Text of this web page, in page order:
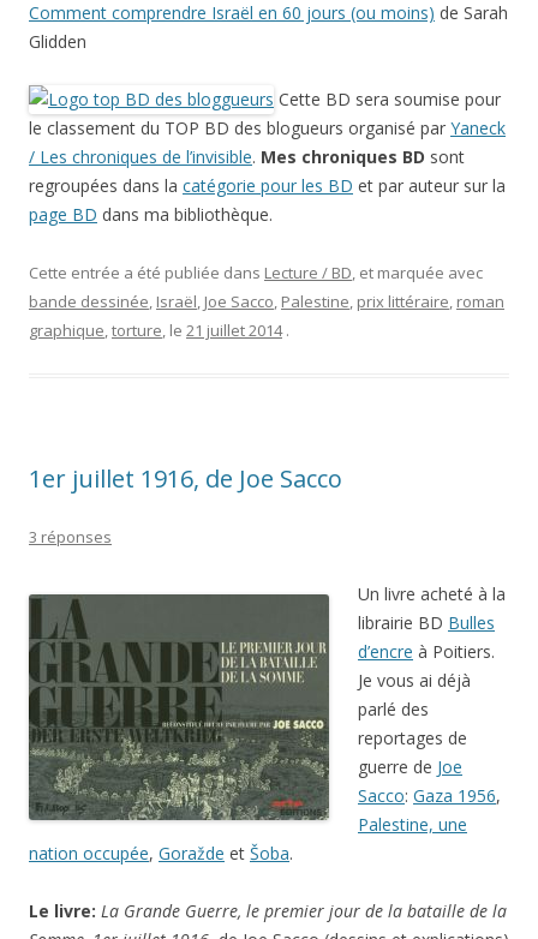
Comment comprendre Israël en 60 jours (ou moins) de Sarah
Glidden
Cette BD sera soumise pour
le classement du TOP BD des blogueurs organisé par Yaneck
/ Les chroniques de l’invisible. Mes chroniques BD sont
regroupées dans la catégorie pour les BD et par auteur sur la
page BD dans ma bibliothèque.
Cette entrée a été publiée dans Lecture / BD, et marquée avec
bande dessinée, Israël, Joe Sacco, Palestine, prix littéraire, roman
graphique,torture, le 21 juillet 2014 .
1er juillet 1916, de Joe Sacco
3 réponses
Un livre acheté à la
librairie BD Bulles
d’encre à Poitiers.
Je vous ai déjà
parlé des
reportages de
guerre de Joe
Sacco: Gaza 1956,
Palestine, une
nation occupée, Goražde et Šoba.
Le livre: La Grande Guerre, le premier jour de la bataille de la